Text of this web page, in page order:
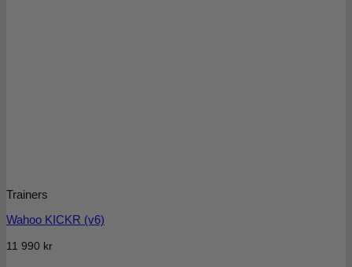
Trainers
Wahoo KICKR (v6)
11 990 kr